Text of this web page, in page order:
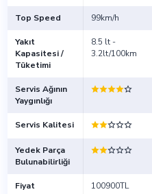
Top Speed 99km/h
Yakıt
Kapasitesi /
Tüketimi
8.5 lt -
3.2lt/100km
Servis Ağının
Yaygınlığı
Servis Kalitesi
Yedek Parça
Bulunabilirliği
Fiyat 100900TL